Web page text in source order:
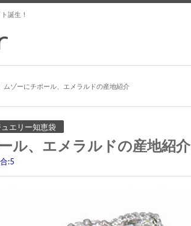
誕生！
ムゾーにチポール、エメラルドの産地紹介
エリー知恵袋
ル、エメラルドの産地紹介
:5